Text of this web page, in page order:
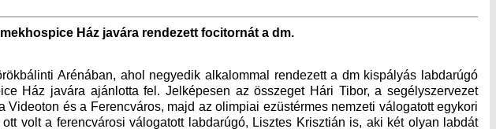
Ház javára rendezett focitornát a dm.
Arénában, ahol negyedik alkalommal rendezett a dm kispályás labdarúgó
Ház javára ajánlotta fel. Jelképesen az összeget Hári Tibor, a segélyszervezet
és a Ferencváros, majd az olimpiai ezüstérmes nemzeti válogatott egykori
volt a ferencvárosi válogatott labdarúgó, Lisztes Krisztián is, aki két olyan labdát